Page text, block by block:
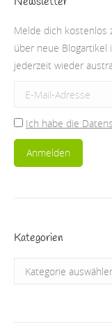
Melde dich kostenlos
über neue Blogartikel
jederzeit wieder
Ich habe die
Kategorien
Kategorien